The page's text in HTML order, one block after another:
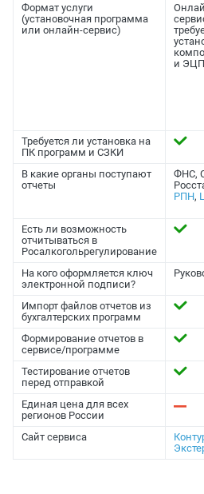
Формат услуги
(установочная программа
или онлайн-сервис)
и ЭЦП
Требуется ли установка на
ПК программ и СЗКИ
В какие органы поступают
отчеты
ФНС,
РПН,
Есть ли возможность
отчитываться в
Росалкогольрегулирование
На кого оформляется ключ
электронной подписи?
Импорт файлов отчетов из
бухгалтерских программ
Формирование отчетов в
сервисе/программе
Тестирование отчетов
перед отправкой
Единая цена для всех
регионов России
Сайт сервиса